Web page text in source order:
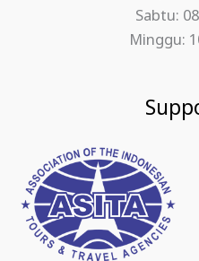
Sabtu:
Minggu: